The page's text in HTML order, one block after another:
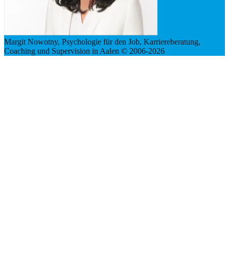
Margit Nowotny, Psychologie für den Job, Karriereberatung,
Coaching und Supervision in Aalen © 2006-2026